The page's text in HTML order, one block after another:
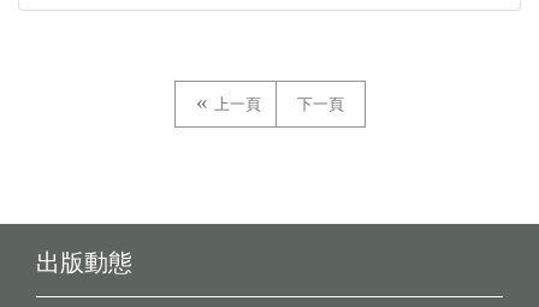
上一頁 下一頁
出版動態